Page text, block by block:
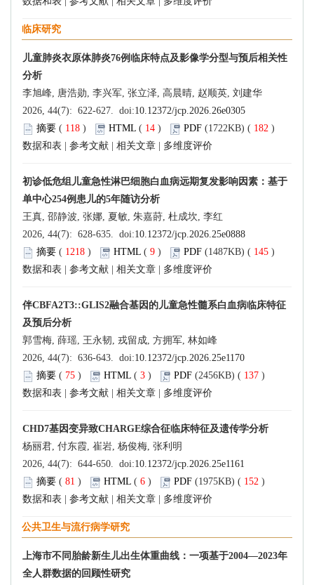
临床研究
儿童肺炎衣原体肺炎76例临床特点及影像学分型与预后相关性
分析
李旭峰, 唐浩勋, 李兴军, 张立泽, 高晨晴, 赵顺英, 刘建华
2026, 44(7): 622-627. doi:10.12372/jcp.2026.26e0305
摘要 ( 118 ) HTML ( 14 ) PDF (1722KB) ( 182 )
数据和表
参考文献 相关文章 多维度评价
初诊低危组儿童急性淋巴细胞白血病远期复发影响因素：基于
单中心254例患儿的5年随访分析
王真, 邵静波, 张娜, 夏敏, 朱嘉莳, 杜成坎, 李红
2026, 44(7): 628-635. doi:10.12372/jcp.2026.25e0888
摘要 ( 1218 ) HTML ( 9 ) PDF (1487KB) ( 145 )
数据和表
参考文献 相关文章 多维度评价
伴CBFA2T3::GLIS2融合基因的儿童急性髓系白血病临床特征
及预后分析
郭雪梅, 薛瑶, 王永韧, 戎留成, 方拥军, 林如峰
2026, 44(7): 636-643. doi:10.12372/jcp.2026.25e1170
摘要 ( 75 ) HTML ( 3 ) PDF (2456KB) ( 137 )
数据和表
参考文献 相关文章 多维度评价
CHD7基因变异致CHARGE综合征临床特征及遗传学分析
杨丽君, 付东霞, 崔岩, 杨俊梅, 张利明
2026, 44(7): 644-650. doi:10.12372/jcp.2026.25e1161
摘要 ( 81 ) HTML ( 6 ) PDF (1975KB) ( 152 )
数据和表
参考文献 相关文章 多维度评价
公共卫生与流行病学研究
上海市不同胎龄新生儿出生体重曲线：一项基于2004—2023年
全人群数据的回顾性研究